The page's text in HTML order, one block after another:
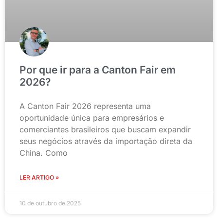
Por que ir para a Canton Fair em
2026?
A Canton Fair 2026 representa uma
oportunidade única para empresários e
comerciantes brasileiros que buscam expandir
seus negócios através da importação direta da
China. Como
LER ARTIGO »
10 de outubro de 2025